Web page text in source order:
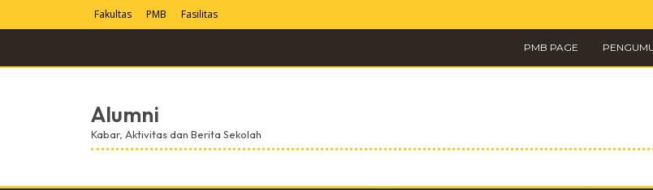
Fakultas PMB Fasilitas
PMB PAGE
Alumni
Kabar, Aktivitas dan Berita Sekolah